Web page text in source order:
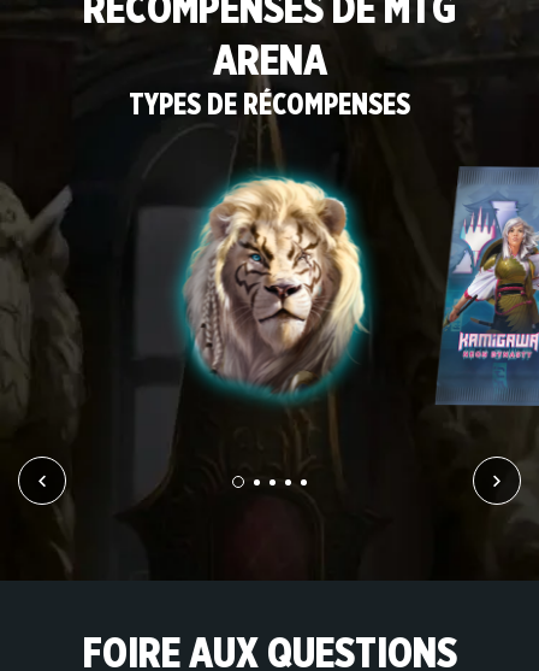
RÉCOMPENSES DE MTG
ARENA
TYPES DE RÉCOMPENSES
FOIRE AUX QUESTIONS